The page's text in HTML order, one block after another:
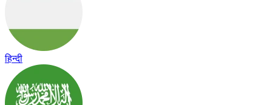
हिन्दी